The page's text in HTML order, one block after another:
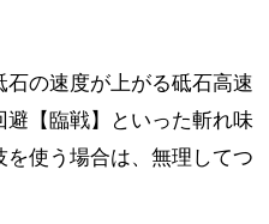
の速度が上がる砥石高速
【臨戦】といった斬れ味
使う場合は、無理してつ